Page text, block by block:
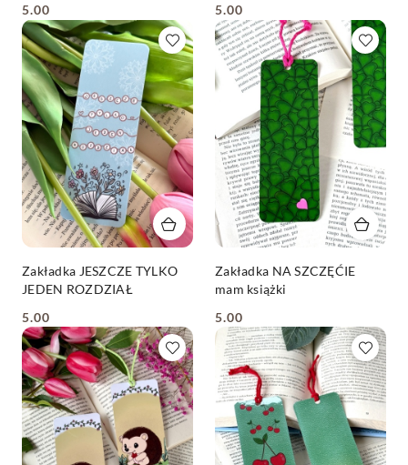
Cena:
5.00
Cena:
5.00
Zakładka JESZCZE TYLKO
JEDEN ROZDZIAŁ
Cena:
5.00
Zakładka NA SZCZĘĆIE
mam książki
Cena:
5.00